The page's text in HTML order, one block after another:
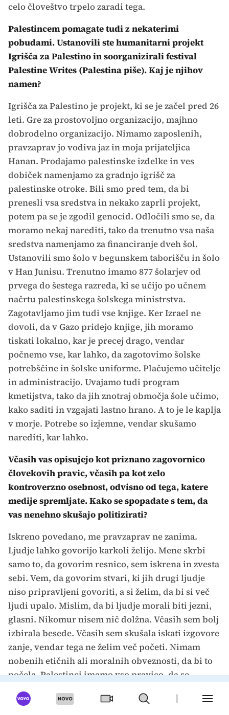
celo človeštvo trpelo zaradi tega.
Palestincem pomagate tudi z nekaterimi
pobudami. Ustanovili ste humanitarni projekt
Igrišča za Palestino in soorganizirali festival
Palestine Writes (Palestina piše). Kaj je njihov
namen?
Igrišča za Palestino je projekt, ki se je začel pred 26
leti. Gre za prostovoljno organizacijo, majhno
dobrodelno organizacijo. Nimamo zaposlenih,
pravzaprav jo vodiva jaz in moja prijateljica
Hanan. Prodajamo palestinske izdelke in ves
dobiček namenjamo za gradnjo igrišč za
palestinske otroke. Bili smo pred tem, da bi
prenesli vsa sredstva in nekako zaprli projekt,
potem pa se je zgodil genocid. Odločili smo se, da
moramo nekaj narediti, tako da trenutno vsa naša
sredstva namenjamo za financiranje dveh šol.
Ustanovili smo šolo v begunskem taborišču in šolo
v Han Junisu. Trenutno imamo 877 šolarjev od
prvega do šestega razreda, ki se učijo po učnem
načrtu palestinskega šolskega ministrstva.
Zagotavljamo jim tudi vse knjige. Ker Izrael ne
dovoli, da v Gazo pridejo knjige, jih moramo
tiskati lokalno, kar je precej drago, vendar
počnemo vse, kar lahko, da zagotovimo šolske
potrebščine in šolske uniforme. Plačujemo učitelje
in administracijo. Uvajamo tudi program
kmetijstva, tako da jih znotraj območja šole učimo,
kako saditi in vzgajati lastno hrano. A to je le kaplja
v morje. Potrebe so izjemne, vendar skušamo
narediti, kar lahko.
Včasih vas opisujejo kot priznano zagovornico
človekovih pravic, včasih pa kot zelo
kontroverzno osebnost, odvisno od tega, katere
medije spremljate. Kako se spopadate s tem, da
vas nenehno skušajo politizirati?
Iskreno povedano, me pravzaprav ne zanima.
Ljudje lahko govorijo karkoli želijo. Mene skrbi
samo to, da govorim resnico, sem iskrena in zvesta
sebi. Vem, da govorim stvari, ki jih drugi ljudje
niso pripravljeni govoriti, a si želim, da bi si več
ljudi upalo. Mislim, da bi ljudje morali biti jezni,
glasni. Nikomur nisem nič dolžna. Včasih sem bolj
izbirala besede. Včasih sem skušala iskati izgovore
zanje, vendar tega ne želim več početi. Nimam
nobenih etičnih ali moralnih obveznosti, da bi to
počela. Palestinci imamo vso pravico, da se
počutimo tako, kot se počutimo, da rečemo karkoli
čutimo o teh pošastih, ki nam že osem desetletij